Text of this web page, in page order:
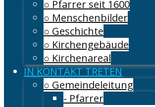
○ Pfarrer seit 1600
○ Menschenbilder
○ Geschichte
○ Kirchengebäude
○ Kirchenareal
IN KONTAKT TRETEN
○ Gemeindeleitung
- Pfarrer